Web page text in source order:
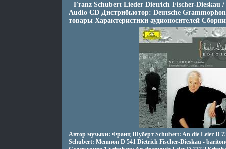
Franz Schubert Lieder Dietrich Fischer-Dieskau
Audio CD Дистрибьютор: Deutsche
товары Характеристики аудионосителей
Автор музыки: Франц Шуберт Schubert: An die Leier D
Schubert: Memnon D 541 Dietrich Fischer-Dieskau -